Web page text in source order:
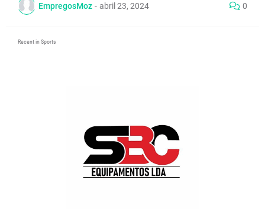
EmpregosMoz - abril 23, 2024 0
Recent in Sports